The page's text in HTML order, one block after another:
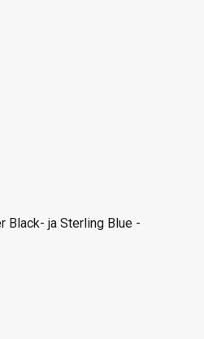
Black- ja Sterling Blue -